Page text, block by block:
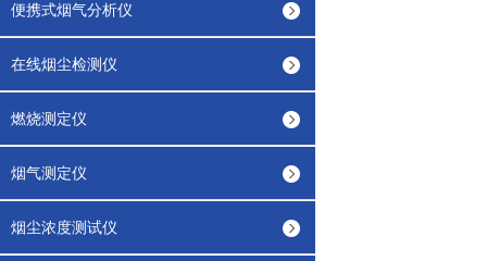
便携式烟气分析仪
在线烟尘检测仪
燃烧测定仪
烟气测定仪
烟尘浓度测试仪